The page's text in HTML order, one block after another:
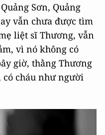
Sơn, Quảng
vẫn chưa được tìm
liệt sĩ Thương, vẫn
vì nó không có
giờ, thằng Thương
có cháu như người